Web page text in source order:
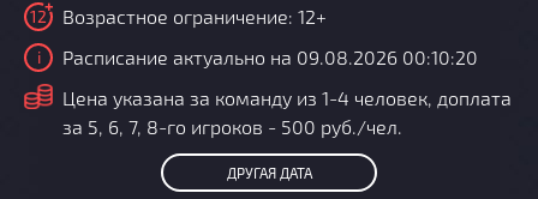
12 Возрастное ограничение: 12+
i Расписание актуально на 09.08.2026 00:10:20
i
Цена указана за команду из 1-4 человек, доплата
за 5, 6, 7, 8-го игроков - 500 руб./чел.
ДРУГАЯ ДАТА